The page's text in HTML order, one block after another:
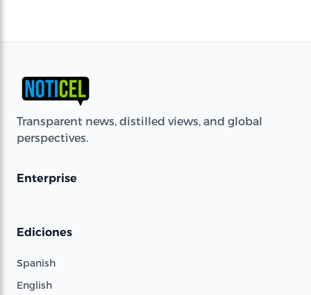
Transparent news, distilled views, and global
perspectives.
Enterprise
Ediciones
Spanish
English